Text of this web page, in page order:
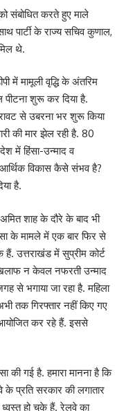
संबोधित करते हुए माले
पार्टी के राज्य सचिव कुणाल,
थे.
में मामूली वृद्धि के अंतरिम
शुरू कर दिया है.
से उबरना भर शुरू किया
की मार झेल रही है. 80
में हिंसा-उन्माद व
विकास कैसे संभव है?
है.
शाह के दौरे के बाद भी
के मामले में एक बार फिर से
उत्तराखंड में सुप्रीम कोर्ट
न केवल नफरती उन्माद
से भगाया जा रहा है. महिला
तक गिरफ्तार नहीं किए गए
कर रहे हैं. इससे
की गई है. हमारा मानना है कि
के प्रति सरकार की लगातार
ध्वस्त हो चुके हैं. रेलवे का